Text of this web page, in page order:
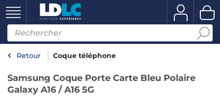
Retour Coque téléphone
Samsung Coque Porte Carte Bleu Polaire
Galaxy A16 / A16 5G